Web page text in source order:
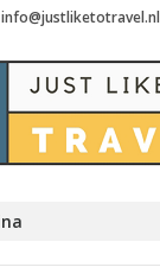
info@justliketotravel.nl